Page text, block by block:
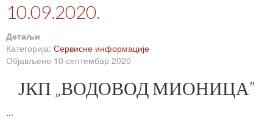
10.09.2020.
Детаљи
Категорија: Сервисне информације
Објављено 10 септембар 2020
ЈКП „ВОДОВОД МИОНИЦА”
...